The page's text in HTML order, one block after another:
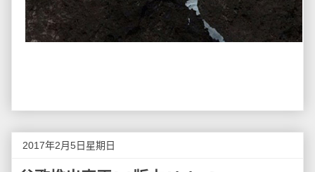
2017年2月5日星期日